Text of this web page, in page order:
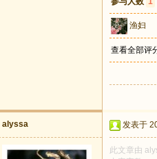
渔妇
查看全部评
alyssa 发表于
此文章由